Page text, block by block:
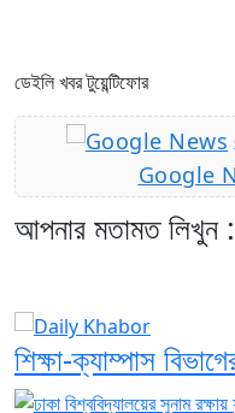
ডেইলি খবর টুয়েন্টিফোর
Google
আপনার মতামত লিখুন :
শিক্ষা-ক্যাম্পাস